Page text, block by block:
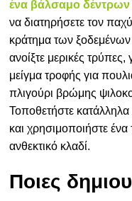
ένα βάλσαμο δέντρων
να διατηρήσετε τον
κράτημα των
ανοίξτε μερικές τρύπες,
μείγμα τροφής για
πλιγούρι βρώμης
Τοποθετήστε
και χρησιμοποιήστε
ανθεκτικό κλαδί.
Ποιες